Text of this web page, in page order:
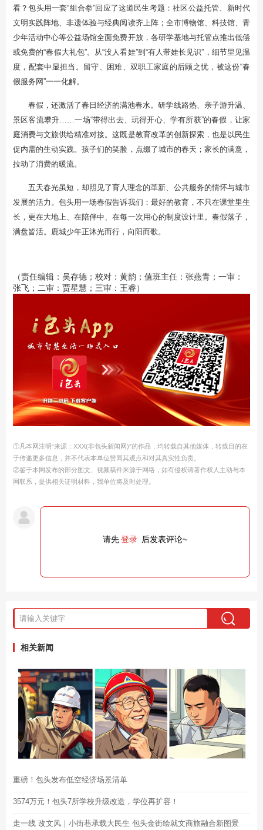
看？包头用一套“组合拳”回应了这道民生考题：社区公益托管、新时代
文明实践阵地、非遗体验与经典阅读齐上阵；全市博物馆、科技馆、青
少年活动中心等公益场馆全面免费开放，各研学基地与托管点推出低偿
或免费的“春假大礼包”。从“没人看娃”到“有人带娃长见识”，细节里见温
度，配套中显担当。留守、困难、双职工家庭的后顾之忧，被这份“春
假服务网”一一化解。
春假，还激活了春日经济的满池春水。研学线路热、亲子游升温、
景区客流攀升……一场“带得出去、玩得开心、学有所获”的春假，让家
庭消费与文旅供给精准对接。这既是教育改革的创新探索，也是以民生
促内需的生动实践。孩子们的笑脸，点缀了城市的春天；家长的满意，
拉动了消费的暖流。
五天春光虽短，却照见了育人理念的革新、公共服务的情怀与城市
发展的活力。包头用一场春假告诉我们：最好的教育，不只在课堂里生
长，更在大地上、在陪伴中、在每一次用心的制度设计里。春假落子，
满盘皆活。鹿城少年正沐光而行，向阳而歌。
（责任编辑：吴存德；校对：黄韵；值班主任：张燕青；一审：
张飞；二审：贾星慧；三审：王睿）
①凡本网注明“来源：XXX(非包头新闻网)”的作品，均转载自其他媒体，转载目的在
于传递更多信息，并不代表本单位赞同其观点和对其真实性负责。
②鉴于本网发布的部分图文、视频稿件来源于网络，如有侵权请著作权人主动与本
网联系，提供相关证明材料，我单位将及时处理。
请先登录 后发表评论~
相关新闻
重磅！包头发布低空经济场景清单
3574万元！包头7所学校升级改造，学位再扩容！
走一线 改文风｜小街巷承载大民生 包头金街绘就文商旅融合新图景